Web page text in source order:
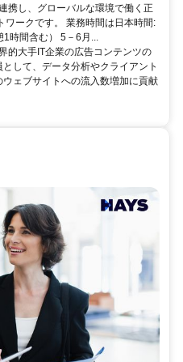
携し、グローバルな環境で働く正
ワークです。 業務時間は日本時間:
時間含む） 5－6月...
的大手IT企業の広告コンテンツの
して、データ分析やクライアント
ェブサイトへの流入数増加に貢献